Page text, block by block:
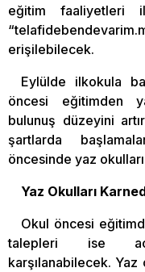
eğitim faaliyetleri
erişilebilecek.
Eylülde ilkokula
öncesi eğitimden
bulunuş düzeyini
şartlarda
öncesinde yaz
Yaz Okulları
Okul öncesi
talepleri ise
karşılanabilecek.